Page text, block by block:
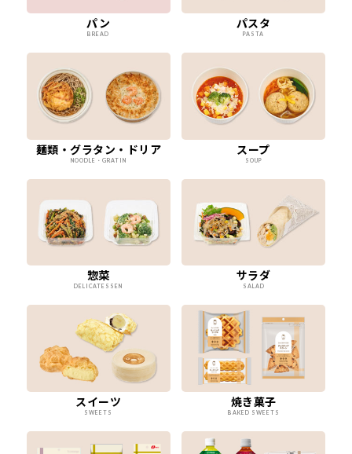
パン
BREAD
パスタ
PASTA
麺類・グラタン・ドリア
NOODLE・GRATIN
スープ
SOUP
惣菜
DELICATESSEN
サラダ
SALAD
スイーツ
SWEETS
焼き菓子
BAKED SWEETS